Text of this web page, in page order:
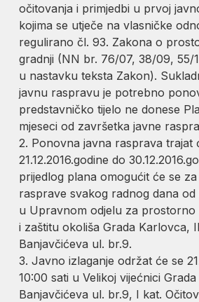
očitovanja i primjedbi u prvoj
kojima se utječe na vlasničke
regulirano čl. 93. Zakona o
gradnji (NN br. 76/07, 38/09, 55/
u nastavku teksta Zakon).
javnu raspravu je potrebno
predstavničko tijelo ne donese
mjeseci od završetka javne
2. Ponovna javna rasprava trajat
21.12.2016.godine do
prijedlog plana omogućit će se
rasprave svakog radnog dana
u Upravnom odjelu za prostorno
i zaštitu okoliša Grada Karlovca,
Banjavčićeva ul. br.9.
3. Javno izlaganje održat će se
10:00 sati u Velikoj vijećnici
Banjavčićeva ul. br.9, I kat.